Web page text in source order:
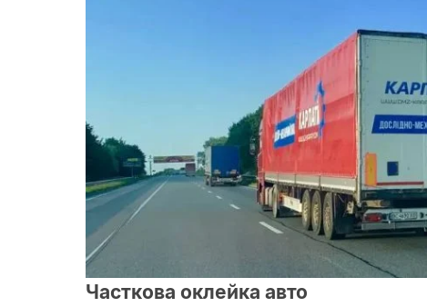
Часткова оклейка авто